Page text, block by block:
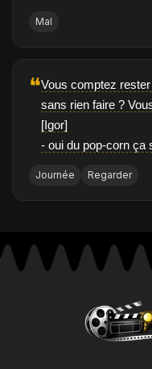
Mal
❝Vous comptez
sans rien faire ?
[Igor]
- oui du pop-corn ça
Journée Regarder